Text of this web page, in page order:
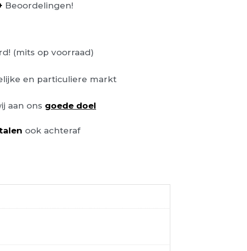
minimaal 2 weken erop
er iets meer met [...]
Beoordelingen!
(mits op voorraad)
en particuliere markt
aan ons goede doel
ook achteraf